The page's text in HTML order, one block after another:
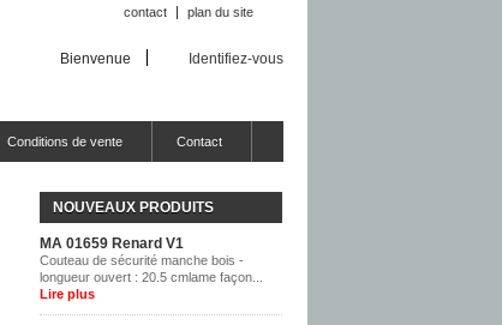
contact plan du site
Bienvenue Identifiez-vous
Conditions de vente Contact
NOUVEAUX PRODUITS
MA 01659 Renard V1
Couteau de sécurité manche bois -
longueur ouvert : 20.5 cmlame façon...
Lire plus